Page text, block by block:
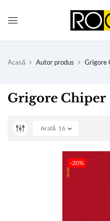
Acasă Autor produs Grigore
Grigore Chiper
Arată 16
-20%